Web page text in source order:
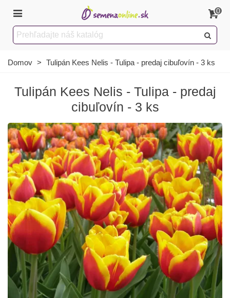
0
Domov > Tulipán Kees Nelis - Tulipa - predaj cibuľovín - 3 ks
Tulipán Kees Nelis - Tulipa - predaj
cibuľovín - 3 ks